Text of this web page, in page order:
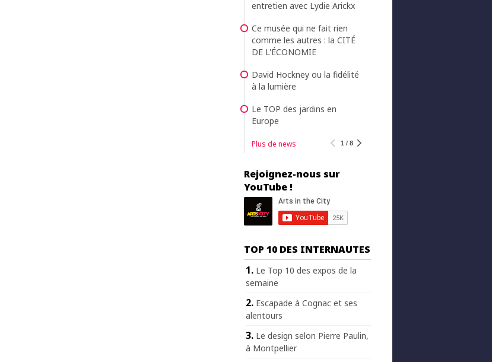
entretien avec Lydie Arickx
Ce musée qui ne fait rien
comme les autres : la CITÉ
DE L'ÉCONOMIE
David Hockney ou la fidélité
à la lumière
Le TOP des jardins en
Europe
Plus de news 1 / 8
Rejoignez-nous sur
YouTube !
TOP 10 DES INTERNAUTES
Le Top 10 des expos de la
semaine
Escapade à Cognac et ses
alentours
Le design selon Pierre Paulin,
à Montpellier